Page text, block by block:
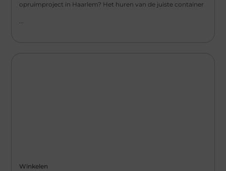
opruimproject in Haarlem? Het huren van de juiste container
Winkelen